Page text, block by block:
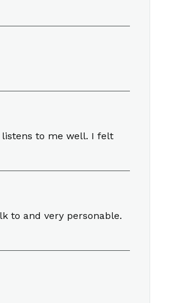
listens to me well. I felt
to and very personable.